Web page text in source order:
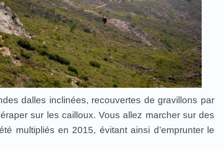
dalles inclinées, recouvertes de gravillons par
sur les cailloux. Vous allez marcher sur des
multipliés en 2015, évitant ainsi d’emprunter le